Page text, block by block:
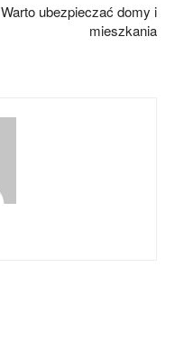
Warto ubezpieczać domy i
mieszkania